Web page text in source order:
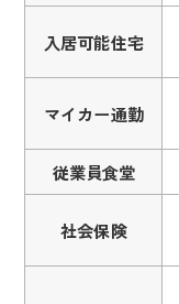
入居可能住宅
マイカー通勤
従業員食堂
社会保険